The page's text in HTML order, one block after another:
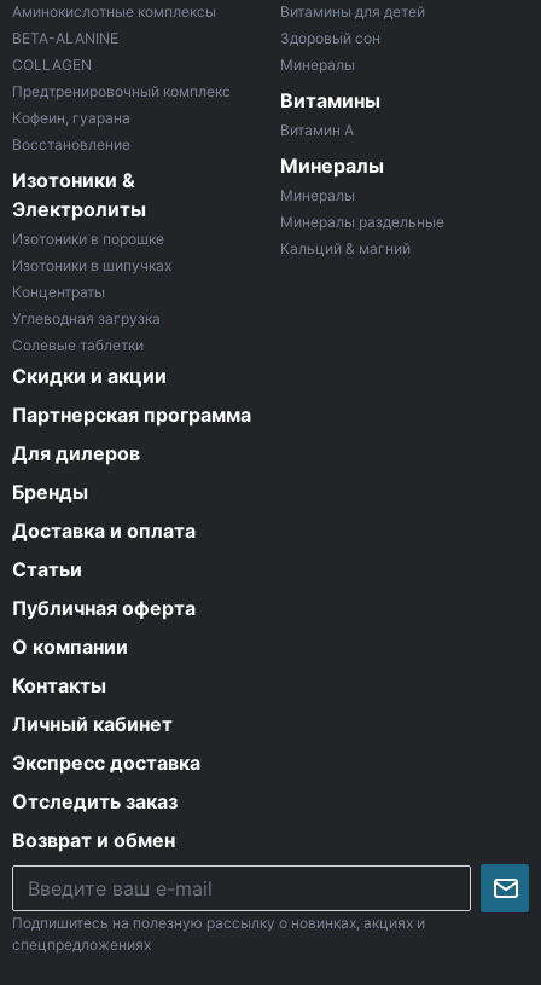
Аминокислотные комплексы
BETA-ALANINE
COLLAGEN
Предтренировочный комплекс
Кофеин, гуарана
Восстановление
Изотоники &
Электролиты
Изотоники в порошке
Изотоники в шипучках
Концентраты
Углеводная загрузка
Солевые таблетки
Витамины для детей
Здоровый сон
Минералы
Витамины
Витамин A
Минералы
Минералы
Минералы раздельные
Кальций & магний
Скидки и акции
Партнерская программа
Для дилеров
Бренды
Доставка и оплата
Статьи
Публичная оферта
О компании
Контакты
Личный кабинет
Экспресс доставка
Отследить заказ
Возврат и обмен
Подпишитесь на полезную рассылку о новинках, акциях и
спецпредложениях